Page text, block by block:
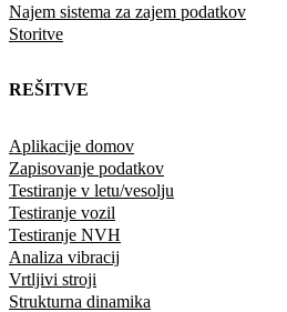
Najem sistema za zajem podatkov
Storitve
REŠITVE
Aplikacije domov
Zapisovanje podatkov
Testiranje v letu/vesolju
Testiranje vozil
Testiranje NVH
Analiza vibracij
Vrtljivi stroji
Strukturna dinamika